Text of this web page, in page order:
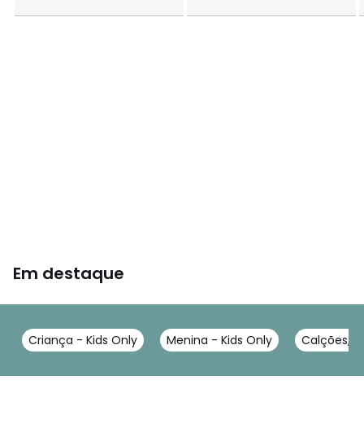
Em destaque
Criança - Kids Only Menina - Kids Only Calções,